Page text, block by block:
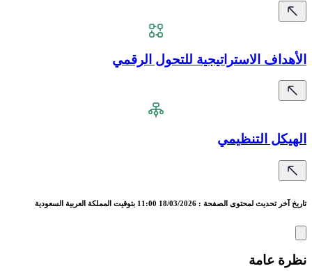
الأهداف الاستراتيجية للتحول الرقمي
الهيكل التنظيمي
تاريخ آخر تحديث لمحتوى الصفحة : 18/03/2026 11:00 بتوقيت المملكة العربية السعودية
نظرة عامة